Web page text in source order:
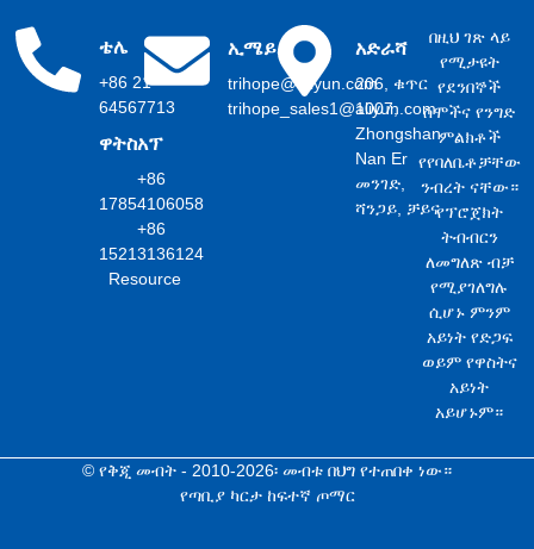
ቴሌ
+86 21
64567713
ዋትስአፕ
+86
17854106058
+86
15213136124
Resource
ኢሜይል
trihope@aliyun.com
trihope_sales1@aliyun.com
አድራሻ
206, ቁጥር
1007,
Zhongshan
Nan Er
መንገድ,
ሻንጋይ, ቻይና
በዚህ ገጽ ላይ
የሚታዩት
የደንበኞች
ስሞችና የንግድ
ምልክቶች
የየባለቤቶቻቸው
ንብረት ናቸው።
የፕሮጀክት
ትብብርን
ለመግለጽ ብቻ
የሚያገለግሉ
ሲሆኑ ምንም
አይነት የድጋፍ
ወይም የዋስትና
አይነት
አይሆኑም።
© የቅጂ መብት - 2010-2026፡ መብቱ በህግ የተጠበቀ ነው።
የጣቢያ ካርታከፍተኛ ጦማር